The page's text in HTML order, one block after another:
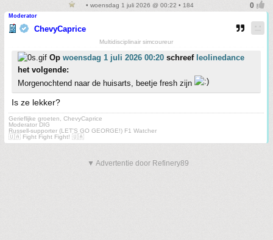
• woensdag 1 juli 2026 @ 00:22 • 184
Moderator
ChevyCaprice
Multidisciplinair simcoureur
Op woensdag 1 juli 2026 00:20 schreef leolinedance
het volgende:
Morgenochtend naar de huisarts, beetje fresh zijn
Is ze lekker?
Gerieflijke groeten, ChevyCaprice
Moderator DIG
Russell-supporter (LET'S GO GEORGE!) F1 Watcher
🇺🇦 Fight Fight Fight! 🇺🇦
▼ Advertentie door Refinery89